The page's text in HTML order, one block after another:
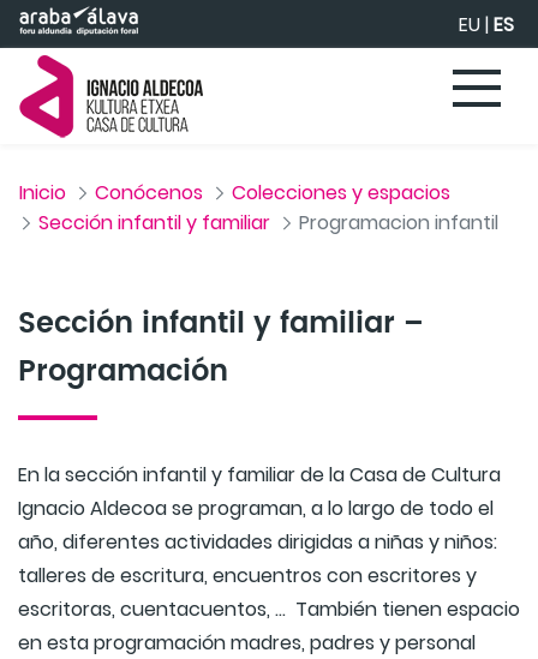
Saltar al contenido principal EU|ES
Inicio Conócenos
Colecciones y espacios
Sección infantil y familiar
Programacion infantil
Sección infantil y familiar –
Programación
En la sección infantil y familiar de la Casa de Cultura
Ignacio Aldecoa se programan, a lo largo de todo el
año, diferentes actividades dirigidas a niñas y niños:
talleres de escritura, encuentros con escritores y
escritoras, cuentacuentos, … También tienen espacio
en esta programación madres, padres y personal